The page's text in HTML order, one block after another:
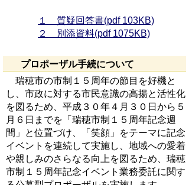
１ 質疑回答書(pdf 103KB)
２ 別添資料(pdf 1075KB)
プロポーザル手続について
瑞穂市の市制１５周年の節目を好機と
し、市政に対する市民意識の高揚と活性化
を図るため、平成３０年４月３０日から５
月６日までを「瑞穂市制１５周年記念週
間」と位置づけ、「笑顔」をテーマに記念
イベントを連続して実施し、地域への愛着
や親しみのさらなる向上を図るため、瑞穂
市制１５周年記念イベント業務委託に関す